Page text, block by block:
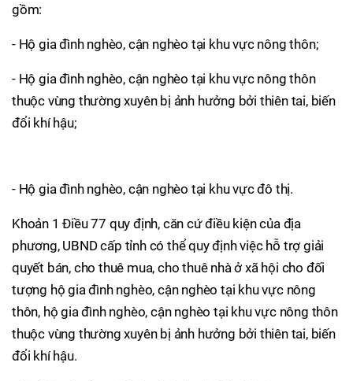
gồm:
- Hộ gia đình nghèo, cận nghèo tại khu vực nông thôn;
- Hộ gia đình nghèo, cận nghèo tại khu vực nông thôn
thuộc vùng thường xuyên bị ảnh hưởng bởi thiên tai, biến
đổi khí hậu;
- Hộ gia đình nghèo, cận nghèo tại khu vực đô thị.
Khoản 1 Điều 77 quy định, căn cứ điều kiện của địa
phương, UBND cấp tỉnh có thể quy định việc hỗ trợ giải
quyết bán, cho thuê mua, cho thuê nhà ở xã hội cho đối
tượng hộ gia đình nghèo, cận nghèo tại khu vực nông
thôn, hộ gia đình nghèo, cận nghèo tại khu vực nông thôn
thuộc vùng thường xuyên bị ảnh hưởng bởi thiên tai, biến
đổi khí hậu.